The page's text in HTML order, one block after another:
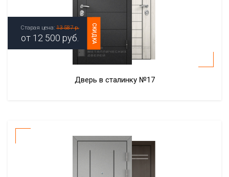
СКИДКА
Старая цена: 13 587 р.
от 12 500 руб.
Дверь в сталинку №17